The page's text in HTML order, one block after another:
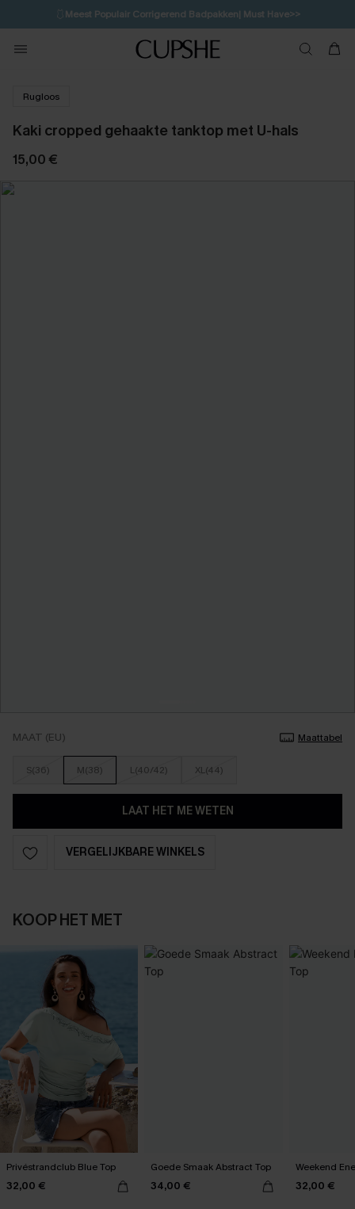
🩱Meest Populair Corrigerend Badpakken| Must Have>>
💌Abonneer je & ontvang tot 15% korting>>
Koop 3, krijg 15% korting | CODE: SW15
Rugloos
Kaki cropped gehaakte tanktop met U-hals
15,00 €
MAAT (EU) Maattabel
S(36) M(38) L(40/42) XL(44)
LAAT HET ME WETEN
VERGELIJKBARE WINKELS
KOOP HET MET
Privéstrandclub Blue Top
32,00 €
Goede Smaak Abstract Top
34,00 €
Weekend
32,00 €